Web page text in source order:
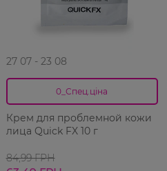
27 07 - 23 08
0_Спец.ціна
Крем для проблемной кожи
лица Quick FX 10 г
84,99 ГРН